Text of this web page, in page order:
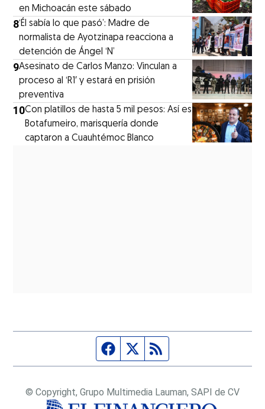
en Michoacán este sábado
8‘Él sabía lo que pasó’: Madre de
normalista de Ayotzinapa reacciona a
detención de Ángel ‘N’
9Asesinato de Carlos Manzo: Vinculan a
proceso al ‘R1′ y estará en prisión
preventiva
10Con platillos de hasta 5 mil pesos: Así es
Botafumeiro, marisquería donde
captaron a Cuauhtémoc Blanco
Página de Facebook
Fuente Twitter
© Copyright, Grupo Multimedia Lauman, SAPI de CV